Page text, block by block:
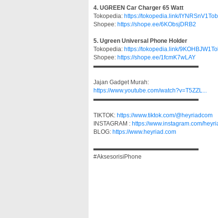
4. UGREEN Car Charger 65 Watt
Tokopedia: https://tokopedia.link/IYNRSnV1Tob
Shopee: https://shope.ee/6KObsjDRB2
5. Ugreen Universal Phone Holder
Tokopedia: https://tokopedia.link/
Shopee: https://shope.ee/1fcmK7wLAY
▬▬▬▬▬▬▬▬▬▬▬▬▬▬▬▬▬▬
Jajan Gadget Murah:
https://www.youtube.com/watch?v=T5ZZL...
▬▬▬▬▬▬▬▬▬▬▬▬▬▬▬▬▬▬
TIKTOK: https://www.tiktok.com/@heyriadcom
INSTAGRAM : https://www.instagram.com/
BLOG: https://www.heyriad.com
▬▬▬▬▬▬▬▬▬▬▬▬▬▬▬▬▬▬
#AksesorisiPhone